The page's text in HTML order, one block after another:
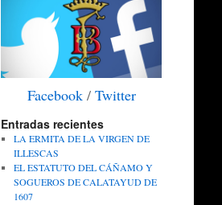
Facebook/ Twitter
Entradas recientes
LA ERMITA DE LA VIRGEN DE
ILLESCAS
EL ESTATUTO DEL CÁÑAMO Y
SOGUEROS DE CALATAYUD DE
1607